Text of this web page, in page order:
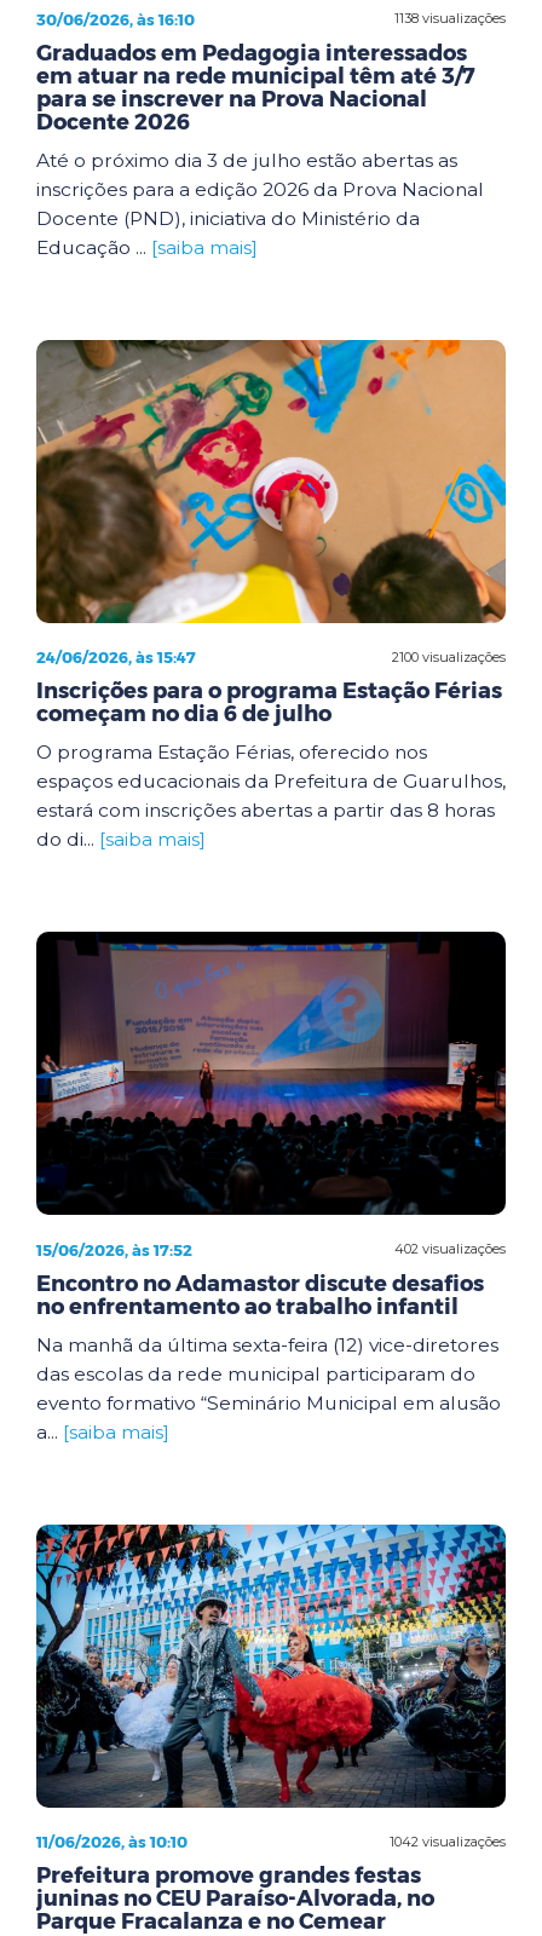
1138 visualizações
30/06/2026, às 16:10
Graduados em Pedagogia interessados
em atuar na rede municipal têm até 3/7
para se inscrever na Prova Nacional
Docente 2026
Até o próximo dia 3 de julho estão abertas as
inscrições para a edição 2026 da Prova Nacional
Docente (PND), iniciativa do Ministério da
Educação ... [saiba mais]
2100 visualizações
24/06/2026, às 15:47
Inscrições para o programa Estação Férias
começam no dia 6 de julho
O programa Estação Férias, oferecido nos
espaços educacionais da Prefeitura de Guarulhos,
estará com inscrições abertas a partir das 8 horas
do di... [saiba mais]
402 visualizações
15/06/2026, às 17:52
Encontro no Adamastor discute desafios
no enfrentamento ao trabalho infantil
Na manhã da última sexta-feira (12) vice-diretores
das escolas da rede municipal participaram do
evento formativo “Seminário Municipal em alusão
a... [saiba mais]
1042 visualizações
11/06/2026, às 10:10
Prefeitura promove grandes festas
juninas no CEU Paraíso-Alvorada, no
Parque Fracalanza e no Cemear